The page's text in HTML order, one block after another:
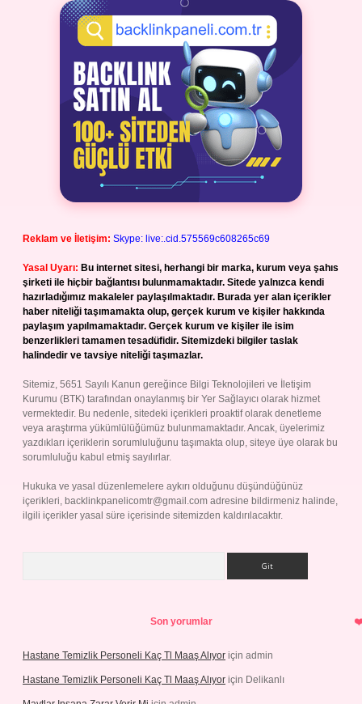
Reklam ve İletişim: Skype: live:.cid.575569c608265c69
Yasal Uyarı: Bu internet sitesi, herhangi bir marka, kurum veya şahıs
şirketi ile hiçbir bağlantısı bulunmamaktadır. Sitede yalnızca kendi
hazırladığımız makaleler paylaşılmaktadır. Burada yer alan içerikler
haber niteliği taşımamakta olup, gerçek kurum ve kişiler hakkında
paylaşım yapılmamaktadır. Gerçek kurum ve kişiler ile isim
benzerlikleri tamamen tesadüfidir. Sitemizdeki bilgiler taslak
halindedir ve tavsiye niteliği taşımazlar.
Sitemiz, 5651 Sayılı Kanun gereğince Bilgi Teknolojileri ve İletişim
Kurumu (BTK) tarafından onaylanmış bir Yer Sağlayıcı olarak hizmet
vermektedir. Bu nedenle, sitedeki içerikleri proaktif olarak denetleme
veya araştırma yükümlülüğümüz bulunmamaktadır. Ancak, üyelerimiz
yazdıkları içeriklerin sorumluluğunu taşımakta olup, siteye üye olarak bu
sorumluluğu kabul etmiş sayılırlar.
Hukuka ve yasal düzenlemelere aykırı olduğunu düşündüğünüz
içerikleri, backlinkpanelicomtr@gmail.com adresine bildirmeniz halinde,
ilgili içerikler yasal süre içerisinde sitemizden kaldırılacaktır.
Son yorumlar
Hastane Temizlik Personeli Kaç Tl Maaş Alıyor için admin
Hastane Temizlik Personeli Kaç Tl Maaş Alıyor için Delikanlı